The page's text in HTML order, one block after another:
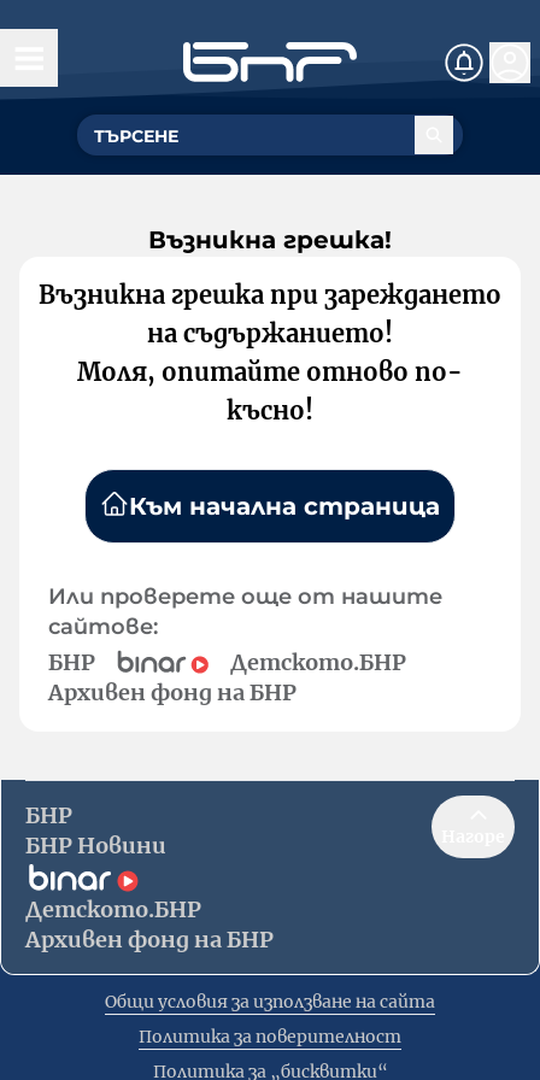
Възникна грешка!
Възникна грешка при зареждането
на съдържанието!
Моля, опитайте отново по-
късно!
Към начална страница
Или проверете още от нашите
сайтове:
БНР
Детското.БНР
Архивен фонд на БНР
БНР
БНР Новини
Детското.БНР
Архивен фонд на БНР
Общи условия за използване на сайта
Политика за поверителност
Политика за „бисквитки“